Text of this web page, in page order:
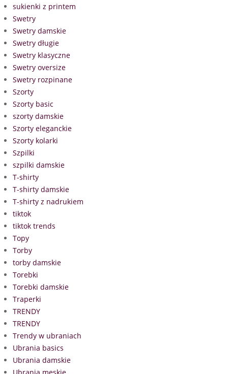
sukienki z printem
Swetry
Swetry damskie
Swetry długie
Swetry klasyczne
Swetry oversize
Swetry rozpinane
Szorty
Szorty basic
szorty damskie
Szorty eleganckie
Szorty kolarki
Szpilki
szpilki damskie
T-shirty
T-shirty damskie
T-shirty z nadrukiem
tiktok
tiktok trends
Topy
Torby
torby damskie
Torebki
Torebki damskie
Traperki
TRENDY
TRENDY
Trendy w ubraniach
Ubrania basics
Ubrania damskie